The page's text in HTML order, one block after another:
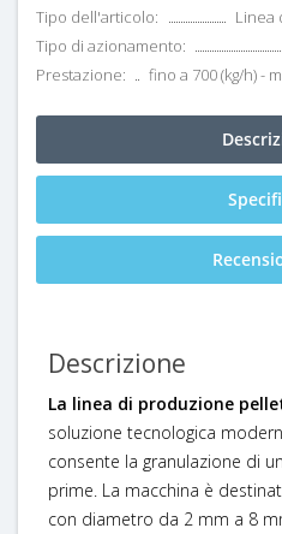
Tipo dell'articolo:
Linea
Tipo di azionamento:
Prestazione:
fino a 700 (kg/h) -
Descrizione
La linea di produzione pellet
soluzione tecnologica
consente la granulazione di
prime. La macchina è
con diametro da 2 mm a 8